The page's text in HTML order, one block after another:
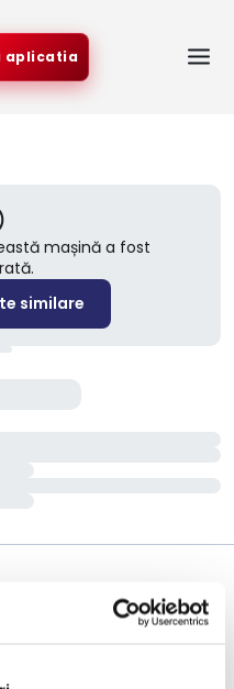
aplicatia
mașină a fost
similare